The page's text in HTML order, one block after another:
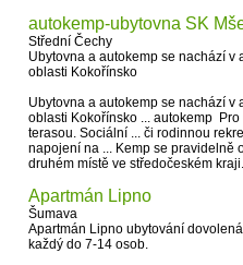
autokemp-ubytovna SK
Střední Čechy
Ubytovna a autokemp se nachází
oblasti Kokořínsko
Ubytovna a autokemp se nachází
oblasti Kokořínsko ... autokemp Pro
terasou. Sociální ... či rodinnou
napojení na ... Kemp se pravidelně
druhém místě ve středočeském
Apartmán Lipno
Šumava
Apartmán Lipno ubytování
každý do 7-14 osob.